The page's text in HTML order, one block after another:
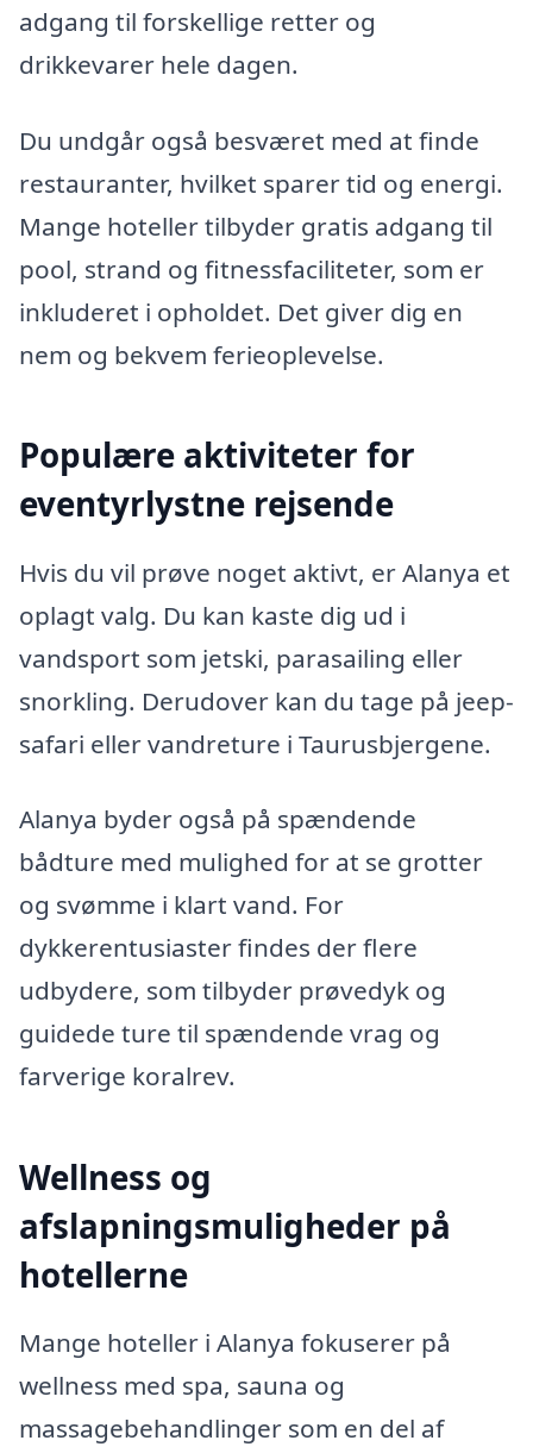
adgang til forskellige retter og
drikkevarer hele dagen.
Du undgår også besværet med at finde
restauranter, hvilket sparer tid og energi.
Mange hoteller tilbyder gratis adgang til
pool, strand og fitnessfaciliteter, som er
inkluderet i opholdet. Det giver dig en
nem og bekvem ferieoplevelse.
Populære aktiviteter for
eventyrlystne rejsende
Hvis du vil prøve noget aktivt, er Alanya et
oplagt valg. Du kan kaste dig ud i
vandsport som jetski, parasailing eller
snorkling. Derudover kan du tage på jeep-
safari eller vandreture i Taurusbjergene.
Alanya byder også på spændende
bådture med mulighed for at se grotter
og svømme i klart vand. For
dykkerentusiaster findes der flere
udbydere, som tilbyder prøvedyk og
guidede ture til spændende vrag og
farverige koralrev.
Wellness og
afslapningsmuligheder på
hotellerne
Mange hoteller i Alanya fokuserer på
wellness med spa, sauna og
massagebehandlinger som en del af